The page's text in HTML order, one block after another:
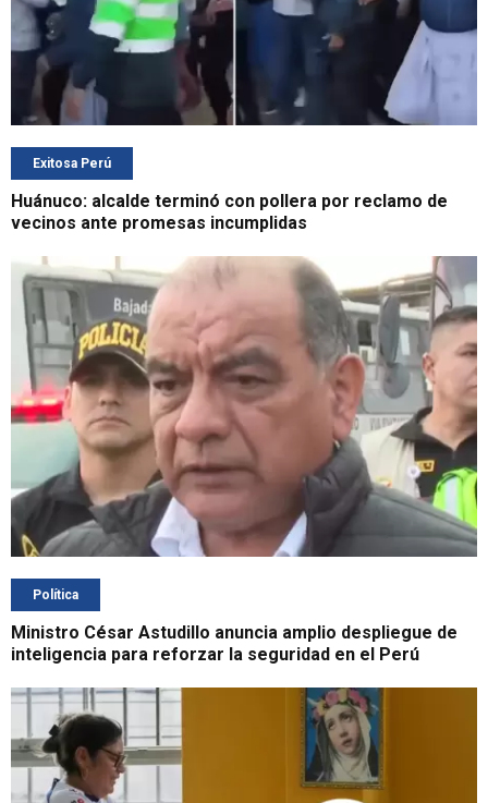
Exitosa Perú
Huánuco: alcalde terminó con pollera por reclamo de
vecinos ante promesas incumplidas
Política
Ministro César Astudillo anuncia amplio despliegue de
inteligencia para reforzar la seguridad en el Perú